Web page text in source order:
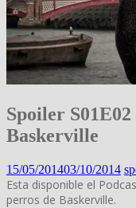
Spoiler S01E02
Baskerville
15/05/201403/10/2014
Esta disponible el
perros de Baskerville.